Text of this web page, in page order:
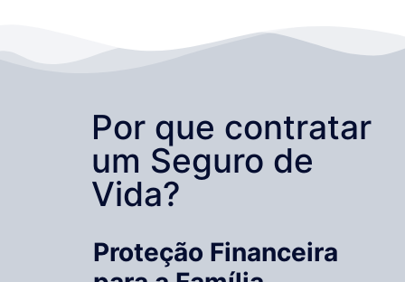
Por que contratar
um Seguro de
Vida?
Proteção Financeira